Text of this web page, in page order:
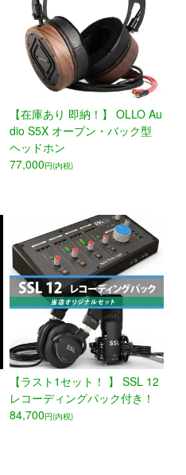
【在庫あり 即納！】 OLLO Au
dio S5X オープン・バック型
ヘッドホン
77,000円(内税)
【ラスト1セット！ 】 SSL 12
レコーディングパック付き！
84,700円(内税)